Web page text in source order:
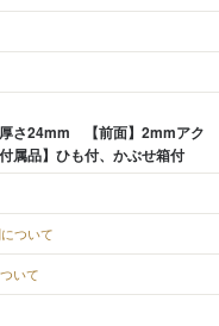
厚さ24mm 【前面】2mmアク
品】ひも付、かぶせ箱付
ついて
いて